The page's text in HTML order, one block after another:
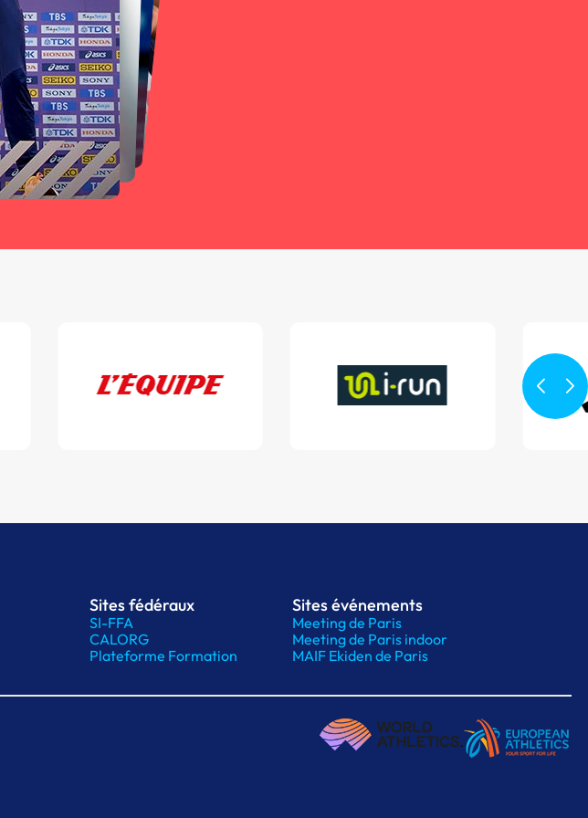
Sites fédéraux
SI-FFA
CALORG
Plateforme Formation
Sites événements
Meeting de Paris
Meeting de Paris indoor
MAIF Ekiden de Paris